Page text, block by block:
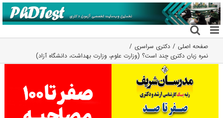
رفتن
به
محتوا
صفحه اصلی
دکتری سراسری
نمره زبان دکتری چند است؟ (وزارت علوم، وزارت بهداشت، دانشگاه آزاد)